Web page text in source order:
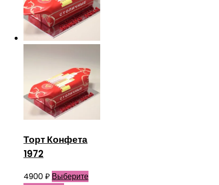
Торт Конфета
1972
4900₽ Выберите